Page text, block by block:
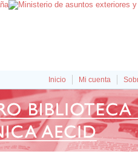
Inicio Mi cuenta